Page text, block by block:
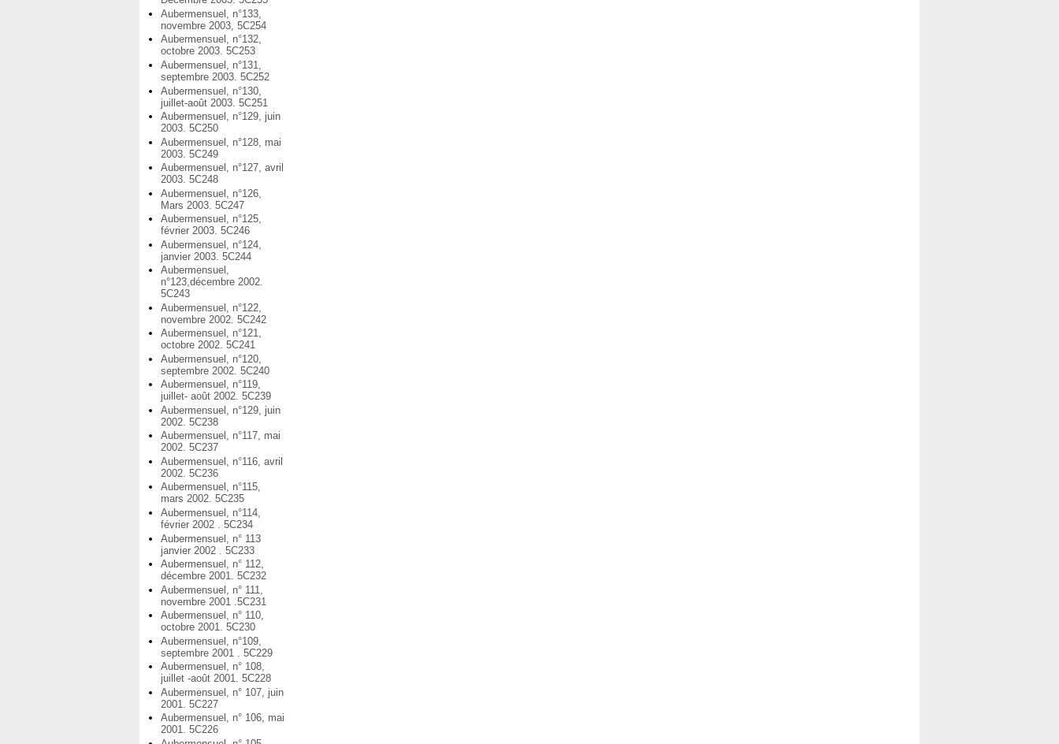
Aubermensuel, n°133,
novembre 2003, 5C254
Aubermensuel, n°132,
octobre 2003. 5C253
Aubermensuel, n°131,
septembre 2003. 5C252
Aubermensuel, n°130,
juillet-août 2003. 5C251
Aubermensuel, n°129, juin
2003. 5C250
Aubermensuel, n°128, mai
2003. 5C249
Aubermensuel, n°127, avril
2003. 5C248
Aubermensuel, n°126,
Mars 2003. 5C247
Aubermensuel, n°125,
février 2003. 5C246
Aubermensuel, n°124,
janvier 2003. 5C244
Aubermensuel,
n°123,décembre 2002.
5C243
Aubermensuel, n°122,
novembre 2002. 5C242
Aubermensuel, n°121,
octobre 2002. 5C241
Aubermensuel, n°120,
septembre 2002. 5C240
Aubermensuel, n°119,
juillet- août 2002. 5C239
Aubermensuel, n°129, juin
2002. 5C238
Aubermensuel, n°117, mai
2002. 5C237
Aubermensuel, n°116, avril
2002. 5C236
Aubermensuel, n°115,
mars 2002. 5C235
Aubermensuel, n°114,
février 2002 . 5C234
Aubermensuel, n° 113
janvier 2002 . 5C233
Aubermensuel, n° 112,
décembre 2001. 5C232
Aubermensuel, n° 111,
novembre 2001 .5C231
Aubermensuel, n° 110,
octobre 2001. 5C230
Aubermensuel, n°109,
septembre 2001 . 5C229
Aubermensuel, n° 108,
juillet -août 2001. 5C228
Aubermensuel, n° 107, juin
2001. 5C227
Aubermensuel, n° 106, mai
2001. 5C226